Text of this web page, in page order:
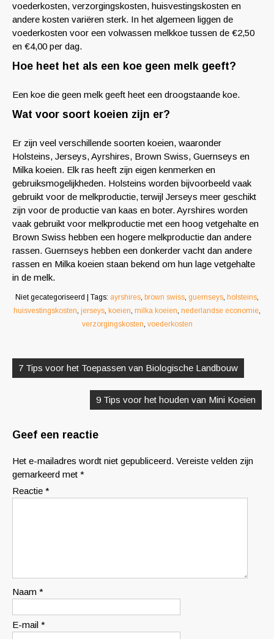
voederkosten, verzorgingskosten, huisvestingskosten en
andere kosten variëren sterk. In het algemeen liggen de
voederkosten voor een volwassen melkkoe tussen de €2,50
en €4,00 per dag.
Hoe heet het als een koe geen melk geeft?
Een koe die geen melk geeft heet een droogstaande koe.
Wat voor soort koeien zijn er?
Er zijn veel verschillende soorten koeien, waaronder
Holsteins, Jerseys, Ayrshires, Brown Swiss, Guernseys en
Milka koeien. Elk ras heeft zijn eigen kenmerken en
gebruiksmogelijkheden. Holsteins worden bijvoorbeeld vaak
gebruikt voor de melkproductie, terwijl Jerseys meer geschikt
zijn voor de productie van kaas en boter. Ayrshires worden
vaak gebruikt voor melkproductie met een hoog vetgehalte en
Brown Swiss hebben een hogere melkproductie dan andere
rassen. Guernseys hebben een donkerder vacht dan andere
rassen en Milka koeien staan bekend om hun lage vetgehalte
in de melk.
Niet gecategoriseerd | Tags: ayrshires, brown swiss, guernseys, holsteins,
huisvestingskosten, jerseys, koeien, milka koeien, nederlandse economie,
verzorgingskosten, voederkosten
7 Tips voor het Toepassen van Biologische Landbouw
9 Tips voor het houden van Mini Koeien
Geef een reactie
Het e-mailadres wordt niet gepubliceerd. Vereiste velden zijn
gemarkeerd met *
Reactie *
Naam *
E-mail *